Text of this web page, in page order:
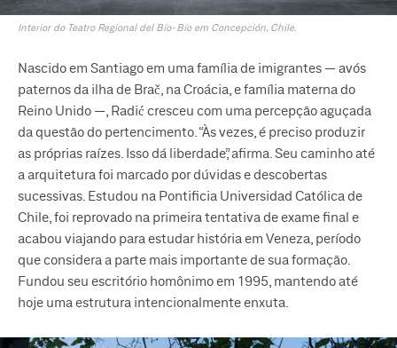
Interior do Teatro Regional del Bío-Bío em Concepción, Chile.
Nascido em Santiago em uma família de imigrantes — avós
paternos da ilha de Brač, na Croácia, e família materna do
Reino Unido —, Radić cresceu com uma percepção aguçada
da questão do pertencimento. “Às vezes, é preciso produzir
as próprias raízes. Isso dá liberdade”, afirma. Seu caminho até
a arquitetura foi marcado por dúvidas e descobertas
sucessivas. Estudou na Pontificia Universidad Católica de
Chile, foi reprovado na primeira tentativa de exame final e
acabou viajando para estudar história em Veneza, período
que considera a parte mais importante de sua formação.
Fundou seu escritório homônimo em 1995, mantendo até
hoje uma estrutura intencionalmente enxuta.